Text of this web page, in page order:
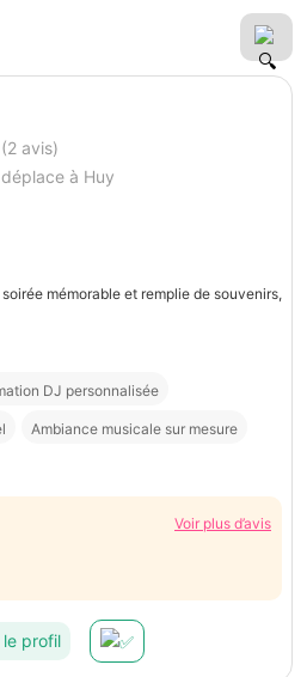
(2 avis)
à Huy
mémorable et remplie de souvenirs,
DJ personnalisée
Ambiance musicale sur mesure
Voir plus d’avis
le profil